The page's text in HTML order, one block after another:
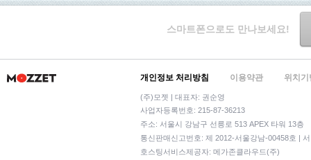
스마트폰으로도 만나보세요!
개인정보 처리방침 이용약관 위치
(주)모젯 | 대표자: 권순영
사업자등록번호: 215-87-36213
주소: 서울시 강남구 선릉로 513 APEX 타워 13층
통신판매신고번호: 제 2012-서울강남-00458호 |
호스팅서비스제공자: 메가존클라우드(주)